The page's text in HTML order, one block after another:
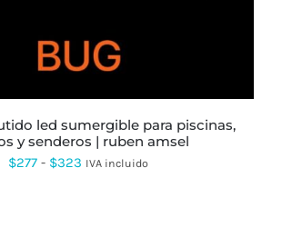
SE
PUEDEN
ELEGIR
PÁGINA
DE
PRODUCTO
y senderos | ruben amsel
$277 - $323 Rango
IVA incluido